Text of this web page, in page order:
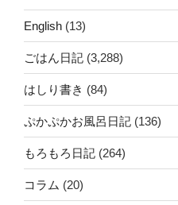
English (13)
ごはん日記 (3,288)
はしり書き (84)
ぷかぷかお風呂日記 (136)
もろもろ日記 (264)
コラム (20)